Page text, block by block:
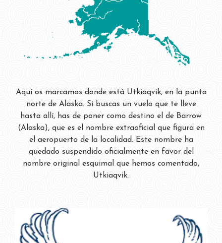
Aquí os marcamos donde está Utkiaqvik, en la punta
norte de Alaska. Si buscas un vuelo que te lleve
hasta allí, has de poner como destino el de Barrow
(Alaska), que es el nombre extraoficial que figura en
el aeropuerto de la localidad. Este nombre ha
quedado suspendido oficialmente en favor del
nombre original esquimal que hemos comentado,
Utkiaqvik.